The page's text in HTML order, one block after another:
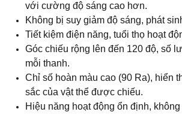
với cường độ sáng cao hơn.
Không bị suy giảm độ sáng, phát
Tiết kiệm điện năng, tuổi thọ hoạt
Góc chiếu rộng lên đến 120 độ, số
mỗi thanh.
Chỉ số hoàn màu cao (90 Ra), hiển
sắc của vật thể được chiếu.
Hiệu năng hoạt động ổn định,